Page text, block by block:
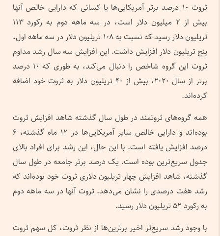
ثروت ۱۰ درصد برتر آمریکایی‌ها یا کسانی که دارایی خالص آنها
بیش از ۲ میلیون دلار است، در سه‌ ماهه دوم به رکورد ۱۱۳
تریلیون دلار رسید که نسبت به ۱۰۸ تریلیون دلار در سه‌ ماهه اول،
پنج تریلیون دلار افزایش داشت. این افزایش سه سال رشد مداوم
ثروت این گروه شاخص را دنبال می‌کند، به طوری که ۱۰ درصد
برتر از سال ۲۰۲۰، بیش از ۴۰ تریلیون دلار به ثروت خود اضافه
کرده‌اند.
همه گروه‌های ثروتمند در طول سال گذشته شاهد افزایش ثروت
بوده‌اند و دارایی خالص سایر آمریکایی‌ها در ۱۲ ماه گذشته، ۶
درصد افزایش یافته است. با این حال، این رشد برای افراد بالای
جدول سریع‌ترین بوده است. یک درصد برتر جامعه در طول سال
گذشته، شاهد افزایش چهار تریلیون دلاری ثروت خود بوده‌اند که
رشد هفت درصدی را نشان می‌دهد. ثروت آنها در سه‌ ماهه دوم
به رکورد ۵۲ تریلیون دلار رسید.
با وجود رشد سریع‌تر اخیر برترین‌ها از نظر ثروت، کل سهم ثروت